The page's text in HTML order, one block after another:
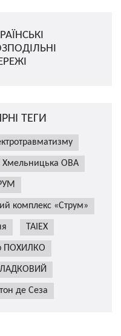
ТЕГИ
Хмельницька ОВА
комплекс «Струм»
TAIEX
ПОХИЛКО
де Сеза